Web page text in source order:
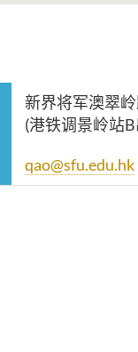
新界将军澳翠
(港铁调景岭站
qao@sfu.edu.hk